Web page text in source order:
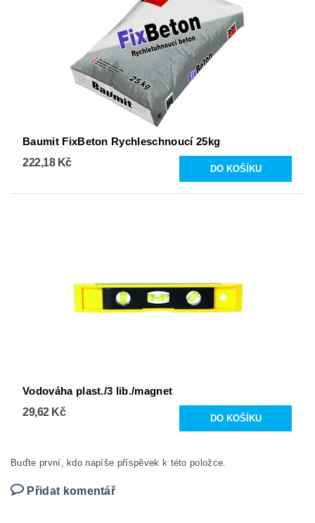
Baumit FixBeton Rychleschnoucí 25kg
222,18 Kč
Vodováha plast./3 lib./magnet
29,62 Kč
Buďte první, kdo napíše příspěvek k této položce.
Přidat komentář